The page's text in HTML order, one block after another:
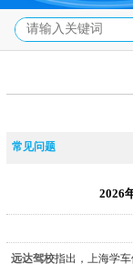
常见问题
2026
远达驾校指出，上海学